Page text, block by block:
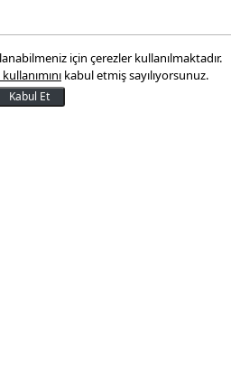
ayında 3,3
için çerezler kullanılmaktadır.
kabul etmiş sayılıyorsunuz.
Kabul Et